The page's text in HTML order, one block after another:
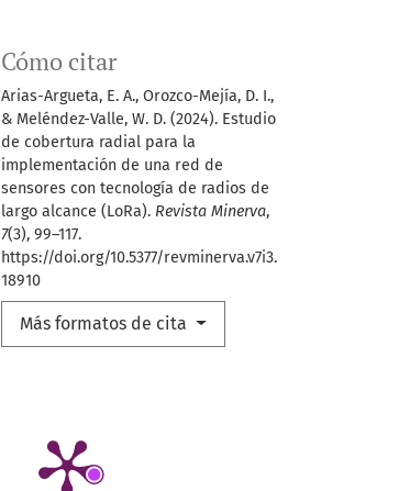
Cómo citar
Arias-Argueta, E. A., Orozco-Mejía, D. I.,
& Meléndez-Valle, W. D. (2024). Estudio
de cobertura radial para la
implementación de una red de
sensores con tecnología de radios de
largo alcance (LoRa). Revista Minerva,
7(3), 99–117.
https://doi.org/10.5377/revminerva.v7i3.
18910
Más formatos de cita